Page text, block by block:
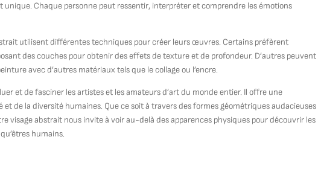
unique. Chaque personne peut ressentir, interpréter et comprendre les émotions
utilisent différentes techniques pour créer leurs œuvres. Certains préfèrent
des couches pour obtenir des effets de texture et de profondeur. D’autres peuvent
avec d’autres matériaux tels que le collage ou l’encre.
et de fasciner les artistes et les amateurs d’art du monde entier. Il offre une
de la diversité humaines. Que ce soit à travers des formes géométriques audacieuses
visage abstrait nous invite à voir au-delà des apparences physiques pour découvrir les
humains.